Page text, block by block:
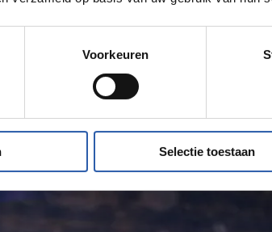
Voorkeuren
Selectie toestaan